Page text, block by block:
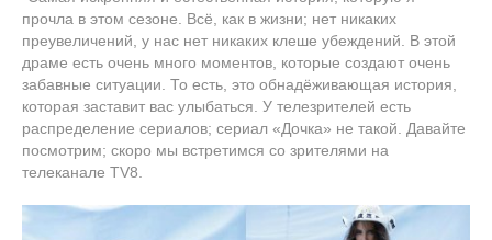
прочла в этом сезоне. Всё, как в жизни; нет никаких
преувеличений, у нас нет никаких клеше убеждений. В этой
драме есть очень много моментов, которые создают очень
забавные ситуации. То есть, это обнадёживающая история,
которая заставит вас улыбаться. У телезрителей есть
распределение сериалов; сериал «Дочка» не такой. Давайте
посмотрим; скоро мы встретимся со зрителями на
телеканале TV8.